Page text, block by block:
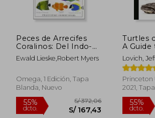
55%
Peces de Arrecifes
Coralinos: Del Indo-
Pacifico y Caribe
Ewald Lieske,Robert Myers
Omega, 1 Edición, Tapa
Blanda, Nuevo
Turtles
A Guide
Family
Lovich,
Whit
Princeton
2021,